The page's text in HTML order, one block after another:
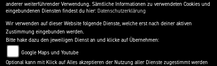
anderer weiterführender Verwendung. Sämtliche Informationen zu verwendeten Cookies und
eingebundenen Diensten findest du hier: Datenschutzerklärung
Wir verwenden auf dieser Website folgende Dienste, welche erst nach deiner aktiven
Zustimmung eingebunden werden.
Bitte hake dazu den jeweiligen Dienst an und klicke auf Übernehmen:
Google Maps und Youtube
Optional kann mit Klick auf Alles akzeptieren der Nutzung aller Dienste zugestimmt werden